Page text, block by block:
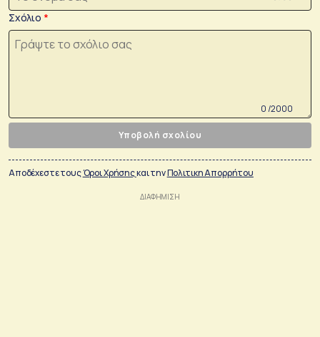
Σχόλιο
0 /2000
Υποβολή σχολίου
Αποδέχεστε τουςΌροι Χρήσηςκαι τηνΠολιτικη Απορρήτου